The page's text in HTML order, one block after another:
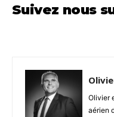
Suivez nous
Olivier
aérien